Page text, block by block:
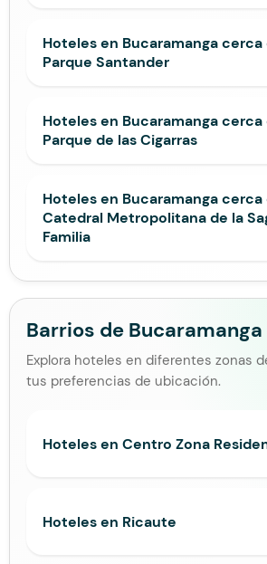
Hoteles en Bucaramanga cerca
Parque Santander
Hoteles en Bucaramanga cerca
Parque de las Cigarras
Hoteles en Bucaramanga cerca
Catedral Metropolitana de la
Familia
Barrios de Bucaramanga
Explora hoteles en diferentes zonas
tus preferencias de ubicación.
Hoteles en Centro Zona
Hoteles en Ricaute